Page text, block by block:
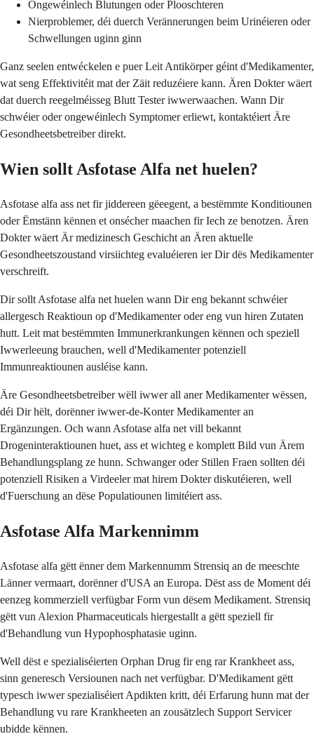
Ongewéinlech Blutungen oder Plooschteren
Nierproblemer, déi duerch Verännerungen beim Urinéieren oder
Schwellungen uginn ginn
Ganz seelen entwéckelen e puer Leit Antikörper géint d'Medikamenter,
wat seng Effektivitéit mat der Zäit reduzéiere kann. Ären Dokter wäert
dat duerch reegelméisseg Blutt Tester iwwerwaachen. Wann Dir
schwéier oder ongewéinlech Symptomer erliewt, kontaktéiert Äre
Gesondheetsbetreiber direkt.
Wien sollt Asfotase Alfa net huelen?
Asfotase alfa ass net fir jiddereen gëeegent, a bestëmmte Konditiounen
oder Ëmstänn kënnen et onsécher maachen fir Iech ze benotzen. Ären
Dokter wäert Är medizinesch Geschicht an Ären aktuelle
Gesondheetszoustand virsiichteg evaluéieren ier Dir dës Medikamenter
verschreift.
Dir sollt Asfotase alfa net huelen wann Dir eng bekannt schwéier
allergesch Reaktioun op d'Medikamenter oder eng vun hiren Zutaten
hutt. Leit mat bestëmmten Immunerkrankungen kënnen och speziell
Iwwerleeung brauchen, well d'Medikamenter potenziell
Immunreaktiounen ausléise kann.
Äre Gesondheetsbetreiber wëll iwwer all aner Medikamenter wëssen,
déi Dir hëlt, dorënner iwwer-de-Konter Medikamenter an
Ergänzungen. Och wann Asfotase alfa net vill bekannt
Drogeninteraktiounen huet, ass et wichteg e komplett Bild vun Ärem
Behandlungsplang ze hunn. Schwanger oder Stillen Fraen sollten déi
potenziell Risiken a Virdeeler mat hirem Dokter diskutéieren, well
d'Fuerschung an dëse Populatiounen limitéiert ass.
Asfotase Alfa Markennimm
Asfotase alfa gëtt ënner dem Markennumm Strensiq an de meeschte
Länner vermaart, dorënner d'USA an Europa. Dëst ass de Moment déi
eenzeg kommerziell verfügbar Form vun dësem Medikament. Strensiq
gëtt vun Alexion Pharmaceuticals hiergestallt a gëtt speziell fir
d'Behandlung vun Hypophosphatasie uginn.
Well dëst e spezialiséierten Orphan Drug fir eng rar Krankheet ass,
sinn generesch Versiounen nach net verfügbar. D'Medikament gëtt
typesch iwwer spezialiséiert Apdikten kritt, déi Erfarung hunn mat der
Behandlung vu rare Krankheeten an zousätzlech Support Servicer
ubidde kënnen.